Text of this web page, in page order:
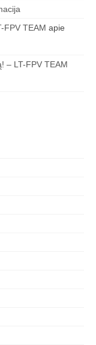
FPV TEAM apie
– LT-FPV TEAM